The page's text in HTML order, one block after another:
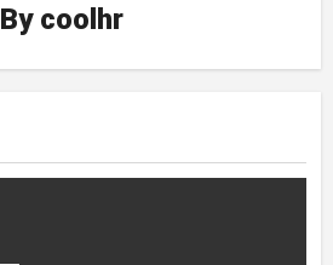
By coolhr